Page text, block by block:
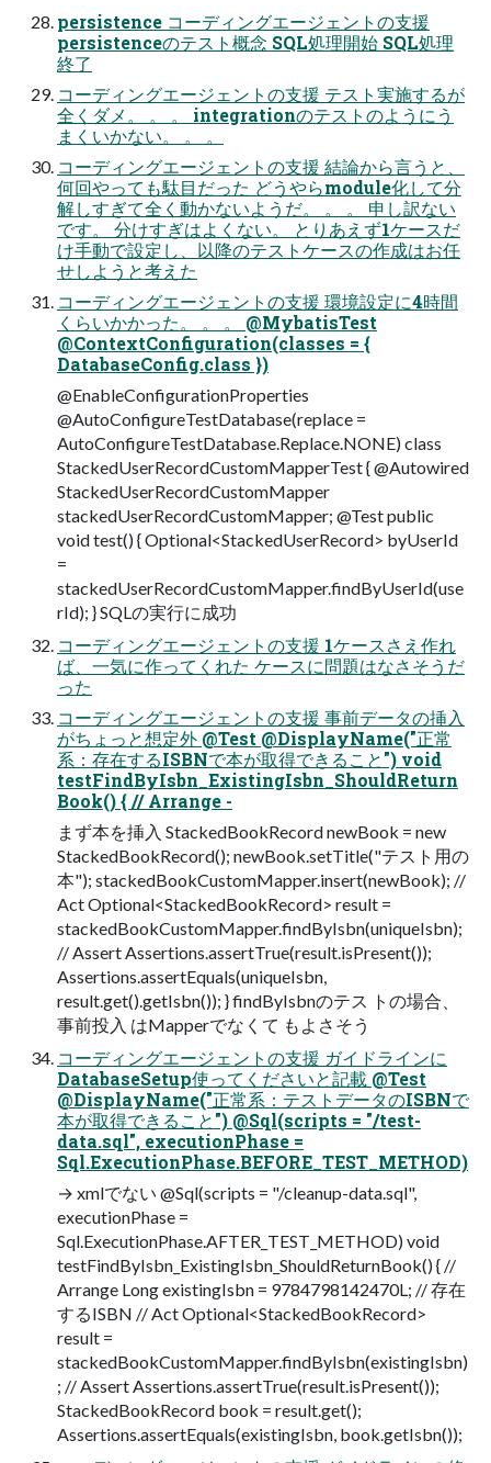
persistence コーディングエージェントの支援
persistenceのテスト概念 SQL処理開始 SQL処理
終了
コーディングエージェントの支援 テスト実施するが
全くダメ。 。 。 integrationのテストのようにう
まくいかない。 。 。
コーディングエージェントの支援 結論から言うと、
何回やっても駄目だった どうやらmodule化して分
解しすぎて全く動かないようだ。 。 。 申し訳ない
です。 分けすぎはよくない。 とりあえず1ケースだ
け手動で設定し、以降のテストケースの作成はお任
せしようと考えた
コーディングエージェントの支援 環境設定に4時間
くらいかかった。 。 。 @MybatisTest
@ContextConfiguration(classes = {
DatabaseConfig.class })
@EnableConfigurationProperties
@AutoConfigureTestDatabase(replace =
AutoConfigureTestDatabase.Replace.NONE) class
StackedUserRecordCustomMapperTest { @Autowired
StackedUserRecordCustomMapper
stackedUserRecordCustomMapper; @Test public
void test() { Optional<StackedUserRecord> byUserId
=
stackedUserRecordCustomMapper.findByUserId(use
rId); } SQLの実行に成功
コーディングエージェントの支援 1ケースさえ作れ
ば、一気に作ってくれた ケースに問題はなさそうだ
った
コーディングエージェントの支援 事前データの挿入
がちょっと想定外 @Test @DisplayName("正常
系：存在するISBNで本が取得できること") void
testFindByIsbn_ExistingIsbn_ShouldReturn
Book() { // Arrange -
まず本を挿入 StackedBookRecord newBook = new
StackedBookRecord(); newBook.setTitle("テスト用の
本"); stackedBookCustomMapper.insert(newBook); //
Act Optional<StackedBookRecord> result =
stackedBookCustomMapper.findByIsbn(uniqueIsbn);
// Assert Assertions.assertTrue(result.isPresent());
Assertions.assertEquals(uniqueIsbn,
result.get().getIsbn()); } findByIsbnのテス トの場合、
事前投入 はMapperでなくて もよさそう
コーディングエージェントの支援 ガイドラインに
DatabaseSetup使ってくださいと記載 @Test
@DisplayName("正常系：テストデータのISBNで
本が取得できること") @Sql(scripts = "/test-
data.sql", executionPhase =
Sql.ExecutionPhase.BEFORE_TEST_METHOD)
→ xmlでない @Sql(scripts = "/cleanup-data.sql",
executionPhase =
Sql.ExecutionPhase.AFTER_TEST_METHOD) void
testFindByIsbn_ExistingIsbn_ShouldReturnBook() { //
Arrange Long existingIsbn = 9784798142470L; // 存在
するISBN // Act Optional<StackedBookRecord>
result =
stackedBookCustomMapper.findByIsbn(existingIsbn)
; // Assert Assertions.assertTrue(result.isPresent());
StackedBookRecord book = result.get();
Assertions.assertEquals(existingIsbn, book.getIsbn());